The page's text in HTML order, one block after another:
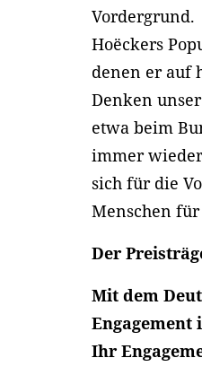
Vordergrund.
Hoëckers
denen er auf
Denken
etwa beim
immer
sich für die
Menschen
Der
Mit dem
Engagement
Ihr